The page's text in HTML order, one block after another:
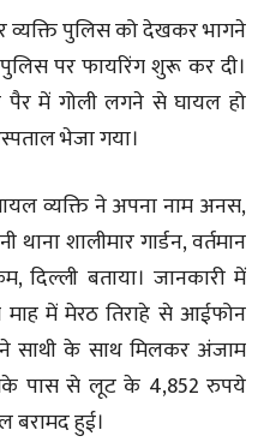
व्यक्ति पुलिस को देखकर भागने
पर फायरिंग शुरू कर दी।
पैर में गोली लगने से घायल हो
भेजा गया।
व्यक्ति ने अपना नाम अनस,
थाना शालीमार गार्डन, वर्तमान
दिल्ली बताया। जानकारी में
में मेरठ तिराहे से आईफोन
साथी के साथ मिलकर अंजाम
पास से लूट के 4,852 रुपये
बरामद हुई।